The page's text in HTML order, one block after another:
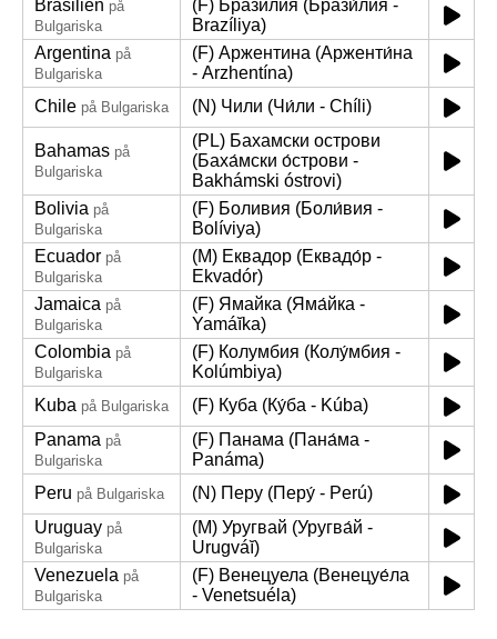
Brasilien på
Bulgariska
(F) Бразилия (Брази́лия -
Brazíliya)
Argentina på
Bulgariska
(F) Аржентина (Арженти́на
- Arzhentína)
Chile på Bulgariska (N) Чили (Чи́ли - Chíli)
Bahamas på
Bulgariska
(PL) Бахамски острови
(Баха́мски о́строви -
Bakhámski óstrovi)
Bolivia på
Bulgariska
(F) Боливия (Боли́вия -
Bolíviya)
Ecuador på
Bulgariska
(M) Еквадор (Еквадо́р -
Ekvadór)
Jamaica på
Bulgariska
(F) Ямайка (Яма́йка -
Yamáĭka)
Colombia på
Bulgariska
(F) Колумбия (Колу́мбия -
Kolúmbiya)
Kuba på Bulgariska
(F) Куба (Ку́ба - Kúba)
Panama på
Bulgariska
(F) Панама (Пана́ма -
Panáma)
Peru på Bulgariska
(N) Перу (Перу́ - Perú)
Uruguay på
Bulgariska
(M) Уругвай (Уругва́й -
Urugváĭ)
Venezuela på
Bulgariska
(F) Венецуела (Венецуе́ла
- Venetsuéla)